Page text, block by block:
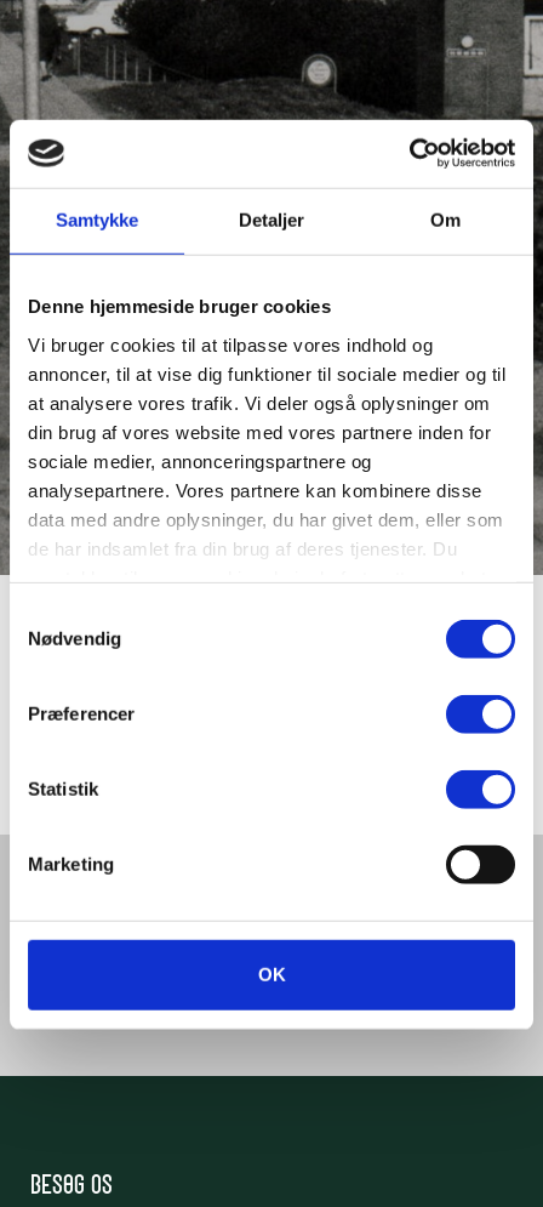
Samtykke Detaljer Om
Denne hjemmeside bruger cookies
Vi bruger cookies til at tilpasse vores indhold og
annoncer, til at vise dig funktioner til sociale medier og til
at analysere vores trafik. Vi deler også oplysninger om
din brug af vores website med vores partnere inden for
sociale medier, annonceringspartnere og
analysepartnere. Vores partnere kan kombinere disse
data med andre oplysninger, du har givet dem, eller som
de har indsamlet fra din brug af deres tjenester. Du
Nødvendig
Præferencer
Statistik
Marketing
OK
H. C. Andersens Vej
H. C. Andersens Vej blev navngivet i 1943 efter den
Del denne artikel med andre:
Besøg os